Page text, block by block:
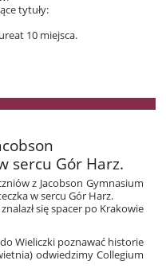
tytuły:
10 miejsca.
sercu Gór Harz.
z Jacobson Gymnasium
w sercu Gór Harz.
się spacer po Krakowie
Wieliczki poznawać historie
odwiedzimy Collegium